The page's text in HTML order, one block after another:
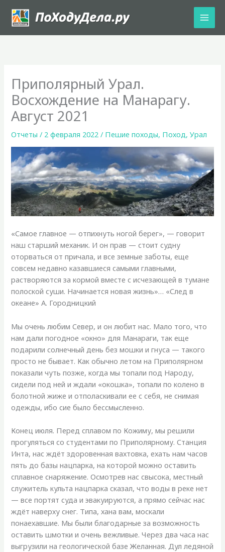
содержимому
Приполярный Урал.
Восхождение на Манарагу.
Август 2021
Отчеты / 2 февраля 2022/ Пешие походы, Поход,Урал
«Самое главное — отпихнуть ногой берег», — говорит
наш старший механик. И он прав — стоит судну
оторваться от причала, и все земные заботы, еще
совсем недавно казавшиеся самыми главными,
растворяются за кормой вместе с исчезающей в тумане
полоской суши. Начинается новая жизнь»… «След в
океане» А. Городницкий
Мы очень любим Север, и он любит нас. Мало того, что
нам дали погодное «окно» для Манараги, так еще
подарили солнечный день без мошки и гнуса — такого
просто не бывает. Как обычно летом на Приполярном
показали чуть позже, когда мы топали под Народу,
сидели под ней и ждали «окошка», топали по колено в
болотной жиже и отполаскивали ее с себя, не снимая
одежды, ибо сие было бессмысленно.
Конец июля. Перед сплавом по Кожиму, мы решили
прогуляться со студентами по Приполярному. Станция
Инта, нас ждёт здоровенная вахтовка, ехать нам часов
пять до базы нацпарка, на которой можно оставить
сплавное снаряжение. Осмотрев нас свысока, местный
служитель культа нацпарка сказал, что воды в реке нет
— все портят суда и эвакуируются, а прямо сейчас нас
ждёт наверху снег. Типа, хана вам, москали
понаехавшие. Мы были благодарные за возможность
оставить шмотки и очень вежливые. Через два часа нас
выгрузили на геологической базе Желанная. Дул ледяной